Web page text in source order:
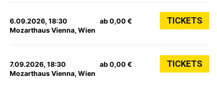
6.09.2026, 18:30
Mozarthaus Vienna, Wien
ab 0,00 € TICKETS
7.09.2026, 18:30
Mozarthaus Vienna, Wien
ab 0,00 € TICKETS